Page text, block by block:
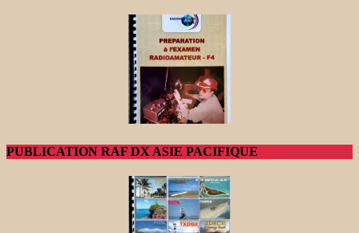
PUBLICATION RAF DX ASIE PACIFIQUE